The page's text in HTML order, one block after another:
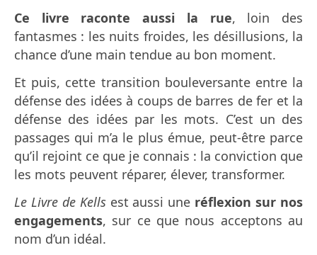
Ce livre raconte aussi la rue, loin des
fantasmes : les nuits froides, les désillusions, la
chance d’une main tendue au bon moment.
Et puis, cette transition bouleversante entre la
défense des idées à coups de barres de fer et la
défense des idées par les mots. C’est un des
passages qui m’a le plus émue, peut-être parce
qu’il rejoint ce que je connais : la conviction que
les mots peuvent réparer, élever, transformer.
Le Livre de Kellsest aussi une réflexion sur nos
engagements, sur ce que nous acceptons au
nom d’un idéal.